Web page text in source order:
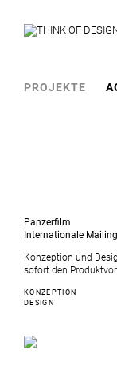
PROJEKTE
Panzerfilm
Internationale
Konzeption und
sofort den
KONZEPTION
DESIGN